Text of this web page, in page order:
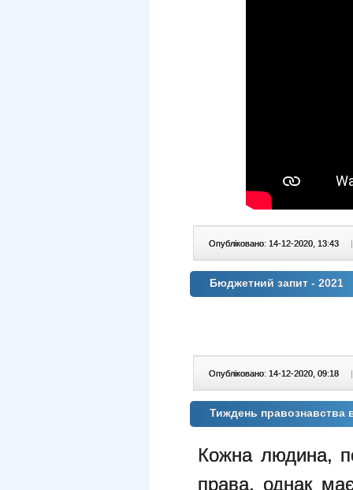
Опубліковано: 14-12-2020, 13:43 |
Бюджетний запит - 2021
Опубліковано: 14-12-2020, 09:18 |
Тиждень
Кожна людина,
права, однак